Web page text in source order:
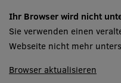
spielplan
Ihr Browser wird nicht
Sie verwenden einen
Webseite nicht mehr
Browser aktualisieren